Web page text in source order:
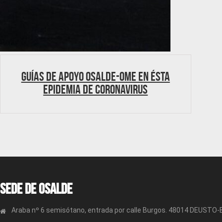
Guías de Apoyo OSALDE-OME en ésta
epidemia de coronavirus
Sede de OSALDE
Araba nº 6 semisótano, entrada por calle Burgos. 48014 DEUSTO-